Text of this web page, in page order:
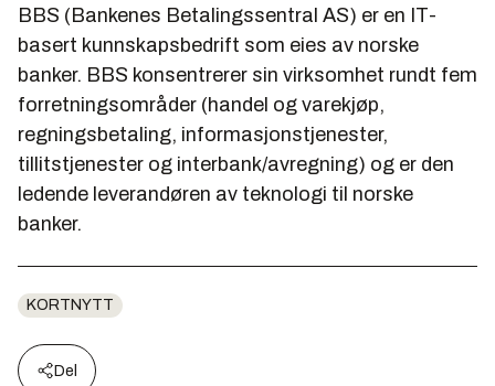
BBS (Bankenes Betalingssentral AS) er en IT-
basert kunnskapsbedrift som eies av norske
banker. BBS konsentrerer sin virksomhet rundt fem
forretningsområder (handel og varekjøp,
regningsbetaling, informasjonstjenester,
tillitstjenester og interbank/avregning) og er den
ledende leverandøren av teknologi til norske
banker.
KORTNYTT
Del